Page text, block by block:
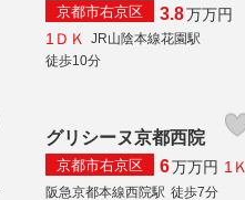
京都市右京区 3.8万万円
1ＤＫ
JR山陰本線花園駅
徒歩10分
グリシーヌ京都西院
京都市右京区 6万万円 1Ｋ
阪急京都本線西院駅 徒歩7分